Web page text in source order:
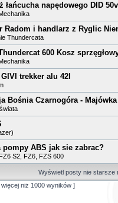
łańcucha napędowego DID
Radom i handlarz z Ryglic
Thundercata
600 Kosz
trekker alu 42l
Bośnia Czarnogóra - Majówka
pompy ABS jak sie zabrac?
S2, FZ6, FZS 600
Wyświetl posty nie starsze
niż 1000 wyników ]